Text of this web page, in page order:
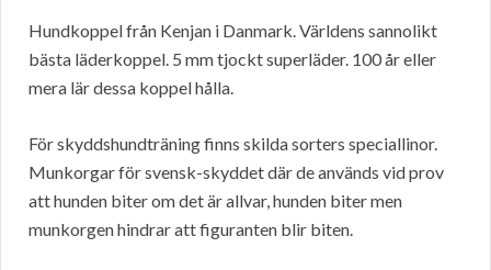
Hundkoppel från Kenjan i Danmark. Världens sannolikt
bästa läderkoppel. 5 mm tjockt superläder. 100 år eller
mera lär dessa koppel hålla.
För skyddshundträning finns skilda sorters speciallinor.
Munkorgar för svensk-skyddet där de används vid prov
att hunden biter om det är allvar, hunden biter men
munkorgen hindrar att figuranten blir biten.